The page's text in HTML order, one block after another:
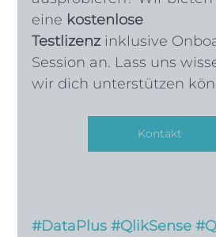
eine kostenlose
Testlizenz inklusive
Session an. Lass uns
wir dich unterstützen
Kontakt
#DataPlus #QlikSense